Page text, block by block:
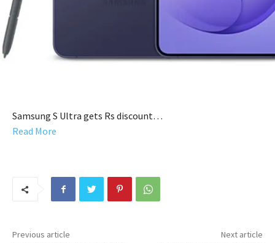
Samsung S Ultra gets Rs discount…
Read More
Previous article Next article